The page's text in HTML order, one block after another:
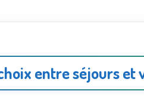
entre séjours et